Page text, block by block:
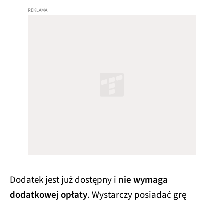
Dodatek jest już dostępny i nie wymaga
dodatkowej opłaty. Wystarczy posiadać grę